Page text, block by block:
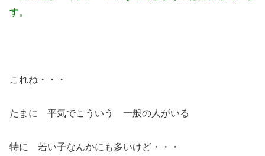
す。
これね・・・
たまに 平気でこういう 一般の人がいる
特に 若い子なんかにも多いけど・・・